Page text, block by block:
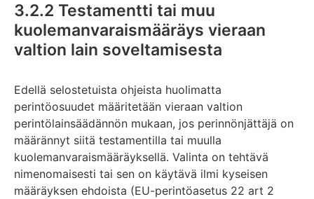
3.2.2 Testamentti tai muu
kuolemanvaraismääräys vieraan
valtion lain soveltamisesta
Edellä selostetuista ohjeista huolimatta
perintöosuudet määritetään vieraan valtion
perintölainsäädännön mukaan, jos perinnönjättäjä on
määrännyt siitä testamentilla tai muulla
kuolemanvaraismääräyksellä. Valinta on tehtävä
nimenomaisesti tai sen on käytävä ilmi kyseisen
määräyksen ehdoista (EU-perintöasetus 22 art 2